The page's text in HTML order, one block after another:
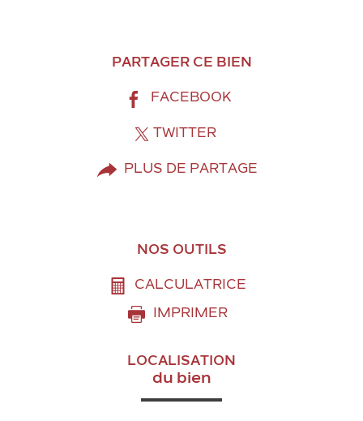
PARTAGER CE BIEN
FACEBOOK
TWITTER
PLUS DE PARTAGE
NOS OUTILS
CALCULATRICE
IMPRIMER
LOCALISATION
du bien